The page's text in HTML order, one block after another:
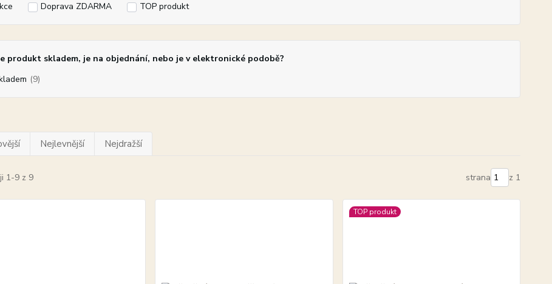
Doprava ZDARMA TOP produkt
produkt skladem, je na objednání, nebo je v elektronické podobě?
(9)
Nejlevnější Nejdražší
1-9 z 9 strana z 1
TOP produkt